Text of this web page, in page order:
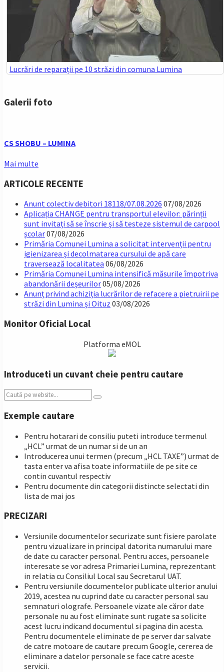
Lucrări de reparații pe 10 străzi din comuna Lumina
Galerii foto
CS SHOBU – LUMINA
Mai multe
ARTICOLE RECENTE
Anunt colectiv debitori 18118/07.08.2026 07/08/2026
Aplicația CHANGE pentru transportul elevilor: părinții
sunt invitați să se înscrie și să testeze sistemul de carpool
școlar07/08/2026
Primăria Comunei Lumina a solicitat intervenții pentru
igienizarea și decolmatarea cursului de apă care
traversează localitatea 06/08/2026
Primăria Comunei Lumina intensifică măsurile împotriva
abandonării deșeurilor05/08/2026
Anunț privind achiziția lucrărilor de refacere a pietruirii pe
străzi din Lumina și Oituz 03/08/2026
Monitor Oficial Local
Platforma eMOL
Introduceti un cuvant cheie pentru cautare
Search:
Exemple cautare
Pentru hotarari de consiliu puteti introduce termenul
„HCL” urmat de un numar si de un an
Introducerea unui termen (precum „HCL TAXE”) urmat de
tasta enter va afisa toate informatiile de pe site ce
contin cuvantul respectiv
Pentru documente din categorii distincte selectati din
lista de mai jos
PRECIZARI
Versiunile documentelor securizate sunt fisiere parolate
pentru vizualizare in principal datorita numarului mare
de date cu caracter personal. Pentru acces, persoanele
interesate se vor adresa Primariei Lumina, reprezentant
in relatia cu Consiliul Local sau Secretarul UAT.
Pentru versiunile documentelor publicate ulterior anului
2019, acestea nu cuprind date cu caracter personal sau
semnaturi olografe. Persoanele vizate ale căror date
personale nu au fost eliminate sunt rugate sa solicite
acest lucru indicand documentul si pagina din acesta.
Pentru documentele eliminate de pe server dar salvate
de catre motoare de cautare precum Google, cererea de
eliminare a datelor personale se face catre aceste
servicii.